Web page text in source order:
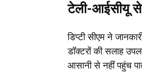
टेली-आईसीयू से
डिप्टी सीएम ने
डॉक्टरों की सलाह
आसानी से नहीं पहुंच